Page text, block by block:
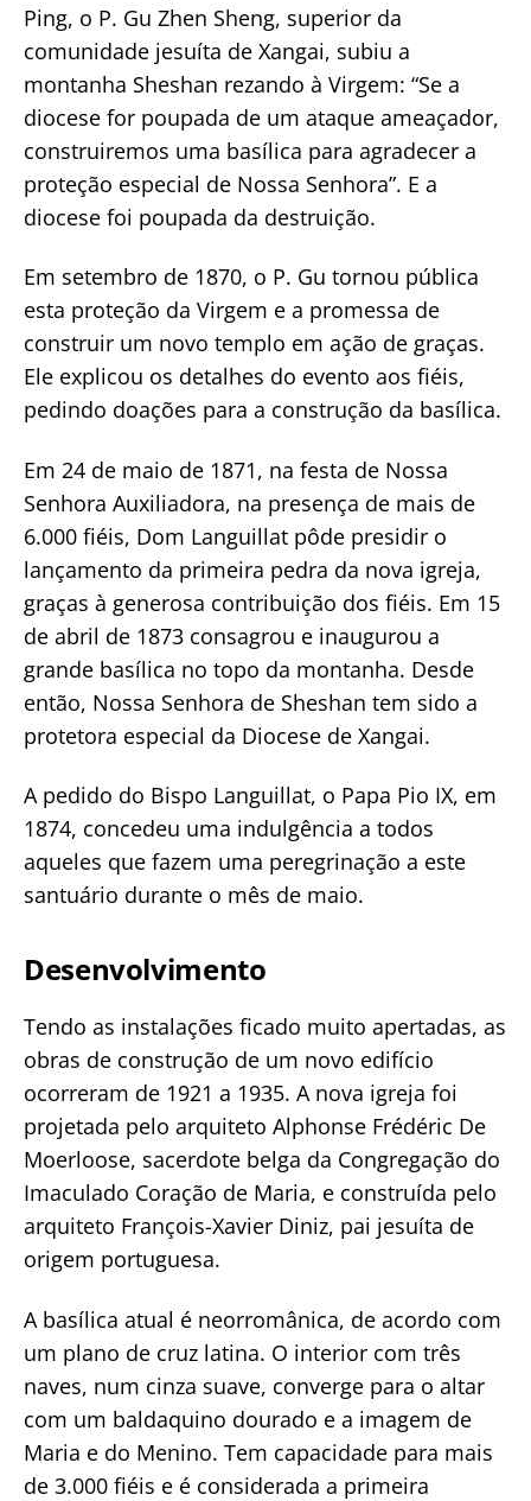
Ping, o P. Gu Zhen Sheng, superior da
comunidade jesuíta de Xangai, subiu a
montanha Sheshan rezando à Virgem: “Se a
diocese for poupada de um ataque ameaçador,
construiremos uma basílica para agradecer a
proteção especial de Nossa Senhora”. E a
diocese foi poupada da destruição.
Em setembro de 1870, o P. Gu tornou pública
esta proteção da Virgem e a promessa de
construir um novo templo em ação de graças.
Ele explicou os detalhes do evento aos fiéis,
pedindo doações para a construção da basílica.
Em 24 de maio de 1871, na festa de Nossa
Senhora Auxiliadora, na presença de mais de
6.000 fiéis, Dom Languillat pôde presidir o
lançamento da primeira pedra da nova igreja,
graças à generosa contribuição dos fiéis. Em 15
de abril de 1873 consagrou e inaugurou a
grande basílica no topo da montanha. Desde
então, Nossa Senhora de Sheshan tem sido a
protetora especial da Diocese de Xangai.
A pedido do Bispo Languillat, o Papa Pio IX, em
1874, concedeu uma indulgência a todos
aqueles que fazem uma peregrinação a este
santuário durante o mês de maio.
Desenvolvimento
Tendo as instalações ficado muito apertadas, as
obras de construção de um novo edifício
ocorreram de 1921 a 1935. A nova igreja foi
projetada pelo arquiteto Alphonse Frédéric De
Moerloose, sacerdote belga da Congregação do
Imaculado Coração de Maria, e construída pelo
arquiteto François-Xavier Diniz, pai jesuíta de
origem portuguesa.
A basílica atual é neorromânica, de acordo com
um plano de cruz latina. O interior com três
naves, num cinza suave, converge para o altar
com um baldaquino dourado e a imagem de
Maria e do Menino. Tem capacidade para mais
de 3.000 fiéis e é considerada a primeira